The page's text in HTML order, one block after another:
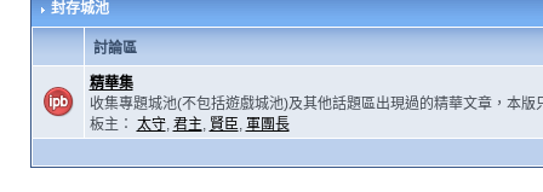
封存城池
討論區
精華集
收集專題城池(不包括遊戲城池)及其他話題區出現過的精華文章，本版
板主： 太守, 君主, 賢臣, 軍團長